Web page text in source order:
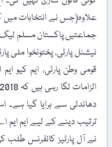
علاوہ(جس نے انتخابات میں
جماعتیں پاکستان مسلم لیگ
نیشنل پارٹی، پختونخوا ملی
قومی وطن پارٹی، ایم کیو
دھاندلی سے ہرایا گیا ہے۔
ترتیب دینے کے لیے ایم ایم
نے آل پارٹیز کانفرنس طلب